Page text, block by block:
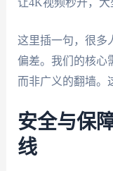
这里插一句，很多
偏差。我们的核心
而非广义的翻墙。
安全与保
线